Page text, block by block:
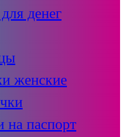
денег
женские
паспорт